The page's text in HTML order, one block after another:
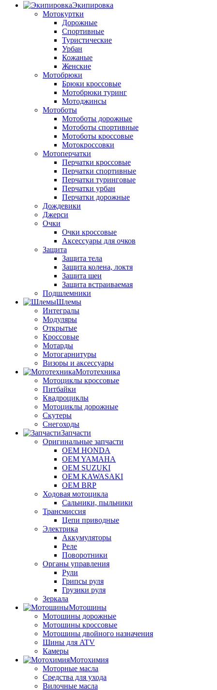
Экипировка
Мотокуртки
Дорожные
Спортивные
Туристические
Урбан
Кожаные
Женские
Мотобрюки
Брюки кроссовые
Мотобрюки туринг
Мотоджинсы
Мотоботы
Мотоботы дорожные
Мотоботы спортивные
Мотоботы кроссовые
Мотокроссовки
Мотоперчатки
Перчатки кроссовые
Перчатки спортивные
Перчатки туринговые
Перчатки урбан
Перчатки дорожные
Дождевики
Джерси
Очки
Очки кроссовые
Аксессуары для очков
Защита
Защита тела
Защита колена, локтя
Защита шеи
Защита встраиваемая
Подшлемники
Шлемы
Интегралы
Модуляры
Открытые
Кроссовые
Мотарды
Мотогарнитуры
Визоры и аксессуары
Мототехника
Мотоциклы кроссовые
Питбайки
Квадроциклы
Мотоциклы дорожные
Скутеры
Снегоходы
Запчасти
Оригинальные запчасти
OEM HONDA
OEM YAMAHA
OEM SUZUKI
OEM KAWASAKI
OEM BRP
Ходовая мотоцикла
Сальники, пыльники
Трансмиссия
Цепи приводные
Электрика
Аккумуляторы
Реле
Поворотники
Органы управления
Рули
Грипсы руля
Грузики руля
Зеркала
Мотошины
Мотошины дорожные
Мотошины кроссовые
Мотошины двойного назначения
Шины для ATV
Камеры
Мотохимия
Моторные масла
Средства для ухода
Вилочные масла